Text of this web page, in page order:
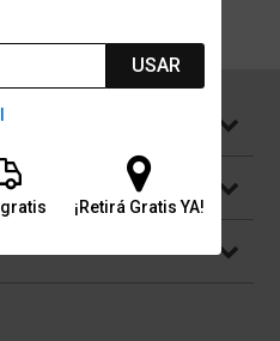
USAR
¡Retirá Gratis YA!
de inicio